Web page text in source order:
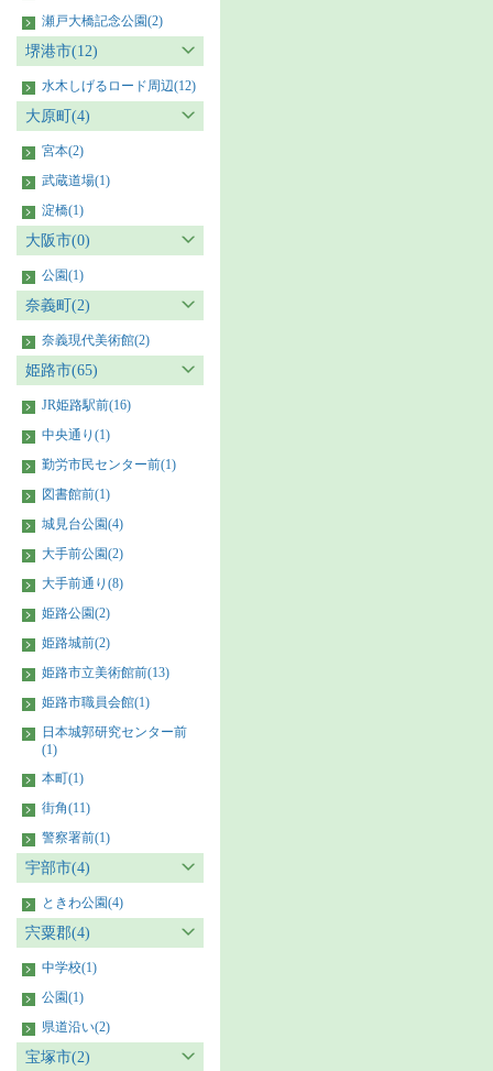
瀬戸大橋記念公園(2)
堺港市(12)
水木しげるロード周辺(12)
大原町(4)
宮本(2)
武蔵道場(1)
淀橋(1)
大阪市(0)
公園(1)
奈義町(2)
奈義現代美術館(2)
姫路市(65)
JR姫路駅前(16)
中央通り(1)
勤労市民センター前(1)
図書館前(1)
城見台公園(4)
大手前公園(2)
大手前通り(8)
姫路公園(2)
姫路城前(2)
姫路市立美術館前(13)
姫路市職員会館(1)
日本城郭研究センター前
(1)
本町(1)
街角(11)
警察署前(1)
宇部市(4)
ときわ公園(4)
宍粟郡(4)
中学校(1)
公園(1)
県道沿い(2)
宝塚市(2)